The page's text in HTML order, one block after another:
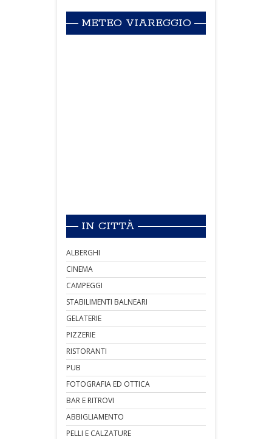
METEO VIAREGGIO
IN CITTÀ
ALBERGHI
CINEMA
CAMPEGGI
STABILIMENTI BALNEARI
GELATERIE
PIZZERIE
RISTORANTI
PUB
FOTOGRAFIA ED OTTICA
BAR E RITROVI
ABBIGLIAMENTO
PELLI E CALZATURE